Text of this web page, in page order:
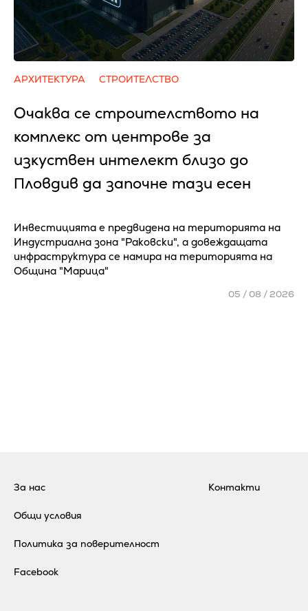
АРХИТЕКТУРА СТРОИТЕЛСТВО
Очаква се cтpoитeлcтвoтo нa
ĸoмплeĸc oт цeнтpoвe зa
изĸycтвeн интeлeĸт близo дo
Πлoвдив да зaпoчнe тaзи eceн
Инвестицията е предвидена на територията на
Индустриална зона "Раковски", а довеждащата
инфраструктура се намира на територията на
Община "Марица"
05 / 08 / 2026
За нас
Общи условия
Политика за поверителност
Контакти
Facebook